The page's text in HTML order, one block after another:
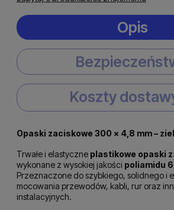
Opis
Koszty
Cena nie zawiera ewentualnych
Opaski zaciskowe 300 × 4,8 mm –
Trwałe i elastyczne plastikowe opaski
wykonane z wysokiej jakości poliamidu
Przeznaczone do szybkiego, solidnego i
mocowania przewodów, kabli, rur oraz
instalacyjnych.